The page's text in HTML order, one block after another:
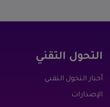
التحول التقني
أخبار التحول التقني
الإصدارات